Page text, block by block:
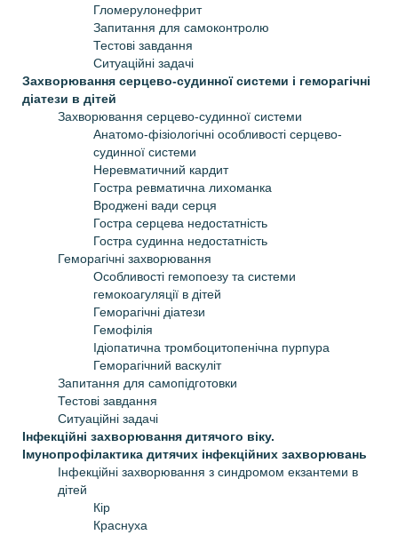
Гломерулонефрит
Запитання для самоконтролю
Тестові завдання
Ситуаційні задачі
Захворювання серцево-судинної системи і геморагічні
діатези в дітей
Захворювання серцево-судинної системи
Анатомо-фізіологічні особливості серцево-
судинної системи
Неревматичний кардит
Гостра ревматична лихоманка
Вроджені вади серця
Гостра серцева недостатність
Гостра судинна недостатність
Геморагічні захворювання
Особливості гемопоезу та системи
гемокоагуляції в дітей
Геморагічні діатези
Гемофілія
Ідіопатична тромбоцитопенічна пурпура
Геморагічний васкуліт
Запитання для самопідготовки
Тестові завдання
Ситуаційні задачі
Інфекційні захворювання дитячого віку.
Імунопрофілактика дитячих інфекційних захворювань
Інфекційні захворювання з синдромом екзантеми в
дітей
Кір
Краснуха